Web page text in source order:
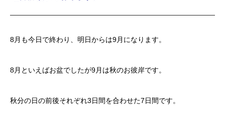
8月も今日で終わり、明日からは9月になります。
8月といえばお盆でしたが9月は秋のお彼岸です。
秋分の日の前後それぞれ3日間を合わせた7日間です。